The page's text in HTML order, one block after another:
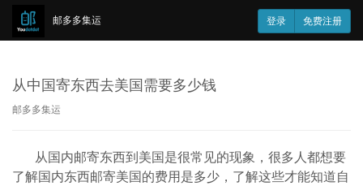
邮多多集运 登录 免费注册
从中国寄东西去美国需要多少钱
邮多多集运
从国内邮寄东西到美国是很常见的现象，很多人都想要
了解国内东西邮寄美国的费用是多少，了解这些才能知道自